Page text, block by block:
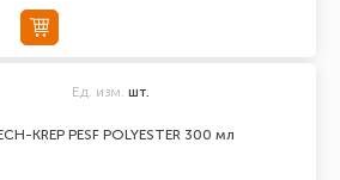
KREP PESF POLYESTER 300 мл
Ед. изм. шт.